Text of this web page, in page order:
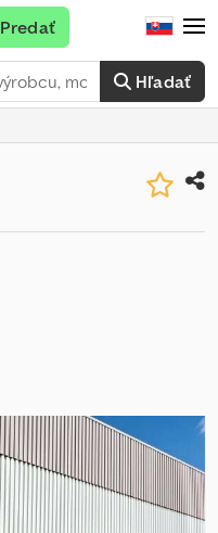
Hľadať
Predať